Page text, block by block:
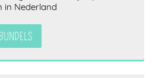
in Nederland